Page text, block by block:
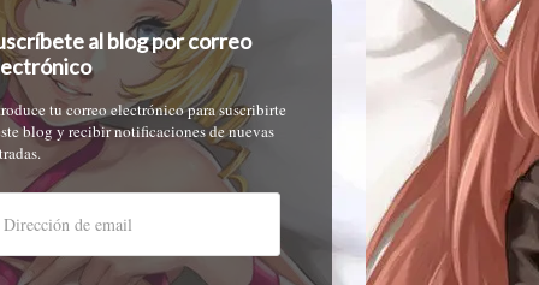
al blog por correo
tu correo electrónico para suscribirte
blog y recibir notificaciones de nuevas